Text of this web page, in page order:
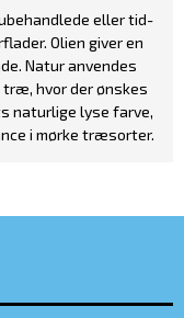
eller tid­
Olien giver en
Natur anvendes
hvor der ønskes
naturlige lyse farve,
i mørke træsorter.